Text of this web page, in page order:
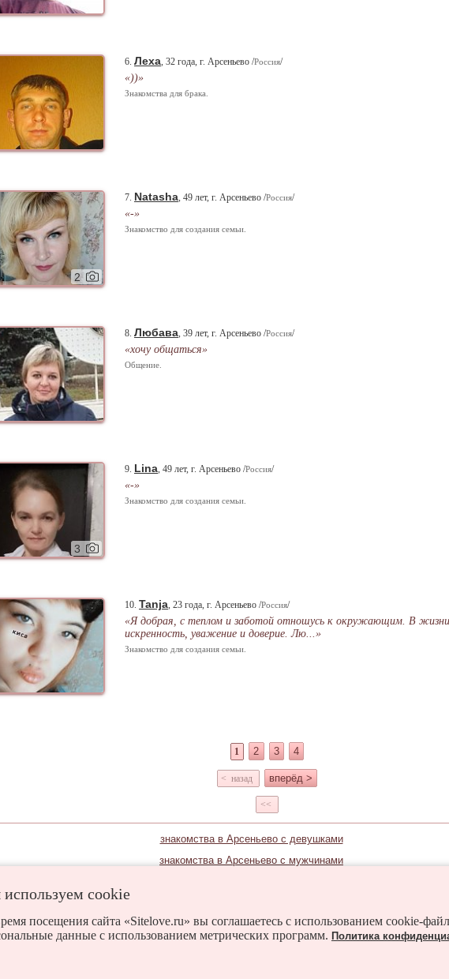
6. Леха, 32 года, г. Арсеньево /Россия/
«))»
Знакомства для брака.
2
7. Natasha, 49 лет, г. Арсеньево /Россия/
«-»
Знакомство для создания семьи.
8. Любава, 39 лет, г. Арсеньево /Россия/
«хочу общаться»
Общение.
3
9. Lina, 49 лет, г. Арсеньево /Россия/
«-»
Знакомство для создания семьи.
10. Tanja, 23 года, г. Арсеньево /Россия/
«Я добрая, с теплом и заботой отношусь к окружающим. В
искренность, уважение и доверие. Лю...»
Знакомство для создания семьи.
1 2 3 4
< назад вперёд >
<<
знакомства в Арсеньево с девушками
знакомства в Арсеньево с мужчинами
Алексин Богородицк Волово
Дубна Ефремов Кимовск
сookie
посещения сайта «Sitelove.ru» вы соглашаетесь с использованием cookie-
данные с использованием метрических программ. Политика